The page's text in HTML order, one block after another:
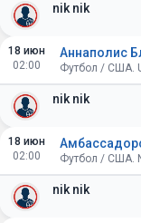
nik nik
18 июн
02:00
nik nik
Аннаполис
Футбол / США.
18 июн
02:00
nik nik
Футбол / США.